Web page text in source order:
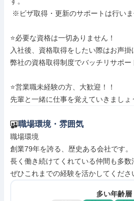
⭐必要な資格は一切ありません！
入社後、資格取得をしたい際はお声掛
弊社の資格取得制度でバッチリサポー
⭐営業職未経験の方、大歓迎！！
先輩と一緒に仕事を覚えていきまし
職場環境・雰囲気
職場環境
創業79年を誇る、歴史ある会社です。
長く働き続けてくれている仲間も多数
ぜひこれまでの経験を活かしてくださ
多い年齢層